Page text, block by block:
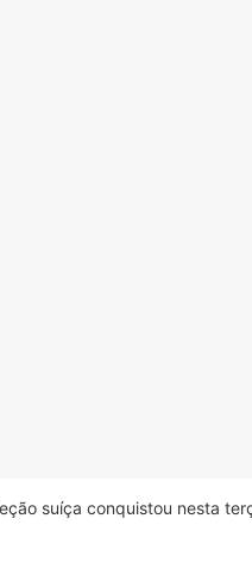
suíça conquistou nesta